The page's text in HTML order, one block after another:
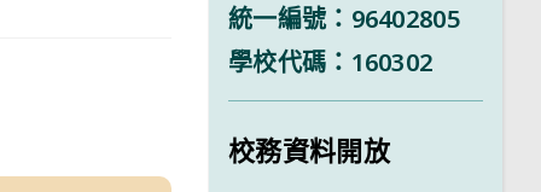
統一編號：96402805
學校代碼：160302
校務資料開放